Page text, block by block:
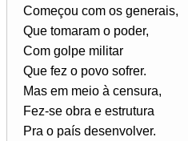
Começou com os generais,
Que tomaram o poder,
Com golpe militar
Que fez o povo sofrer.
Mas em meio à censura,
Fez-se obra e estrutura
Pra o país desenvolver.